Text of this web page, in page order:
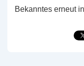
Bekanntes erneut